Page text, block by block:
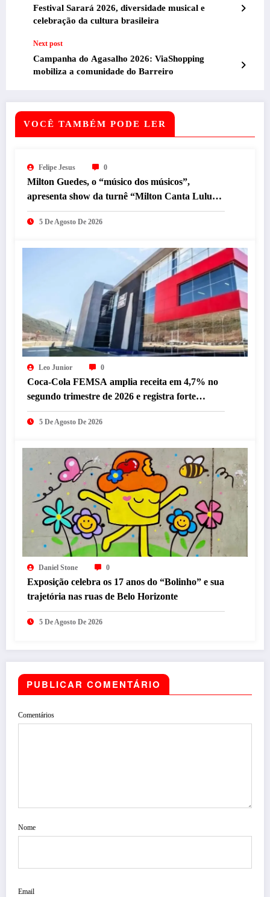
Festival Sarará 2026, diversidade musical e
celebração da cultura brasileira
Next post
Campanha do Agasalho 2026: ViaShopping
mobiliza a comunidade do Barreiro
VOCÊ TAMBÉM PODE LER
Felipe Jesus 0
Milton Guedes, o “músico dos músicos”,
apresenta show da turnê “Milton Canta Lulu”
em BH
5 De Agosto De 2026
Leo Junior 0
Coca-Cola FEMSA amplia receita em 4,7% no
segundo trimestre de 2026 e registra forte
desempenho da operação brasileira
5 De Agosto De 2026
Daniel Stone 0
Exposição celebra os 17 anos do “Bolinho” e sua
trajetória nas ruas de Belo Horizonte
5 De Agosto De 2026
PUBLICAR COMENTÁRIO
Comentários
Nome
Email